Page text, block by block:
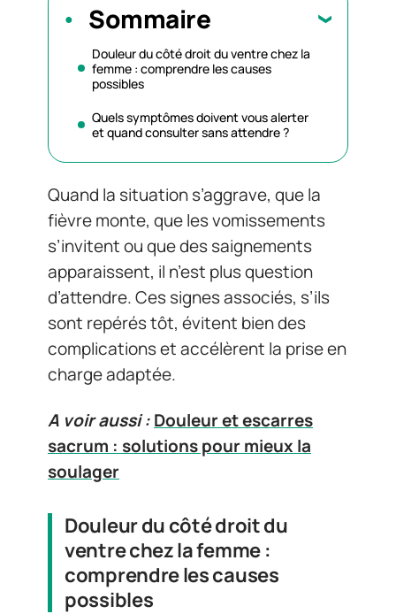
Sommaire
Douleur du côté droit du ventre chez la
femme : comprendre les causes
possibles
Quels symptômes doivent vous alerter
et quand consulter sans attendre ?
Quand la situation s’aggrave, que la
fièvre monte, que les vomissements
s’invitent ou que des saignements
apparaissent, il n’est plus question
d’attendre. Ces signes associés, s’ils
sont repérés tôt, évitent bien des
complications et accélèrent la prise en
charge adaptée.
A voir aussi :Douleur et escarres
sacrum : solutions pour mieux la
soulager
Douleur du côté droit du
ventre chez la femme :
comprendre les causes
possibles